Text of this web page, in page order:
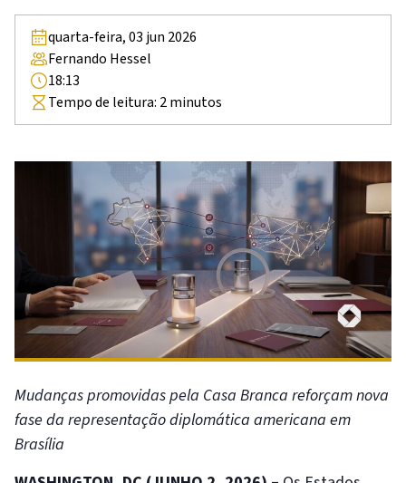
quarta-feira, 03 jun 2026
Fernando Hessel
18:13
Tempo de leitura: 2minutos
Mudanças promovidas pela Casa Branca reforçam nova
fase da representação diplomática americana em
Brasília